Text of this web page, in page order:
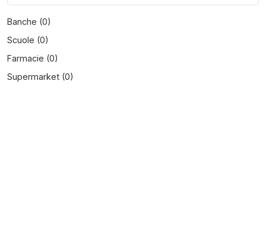
Banche (0)
Scuole (0)
Farmacie (0)
Supermarket (0)